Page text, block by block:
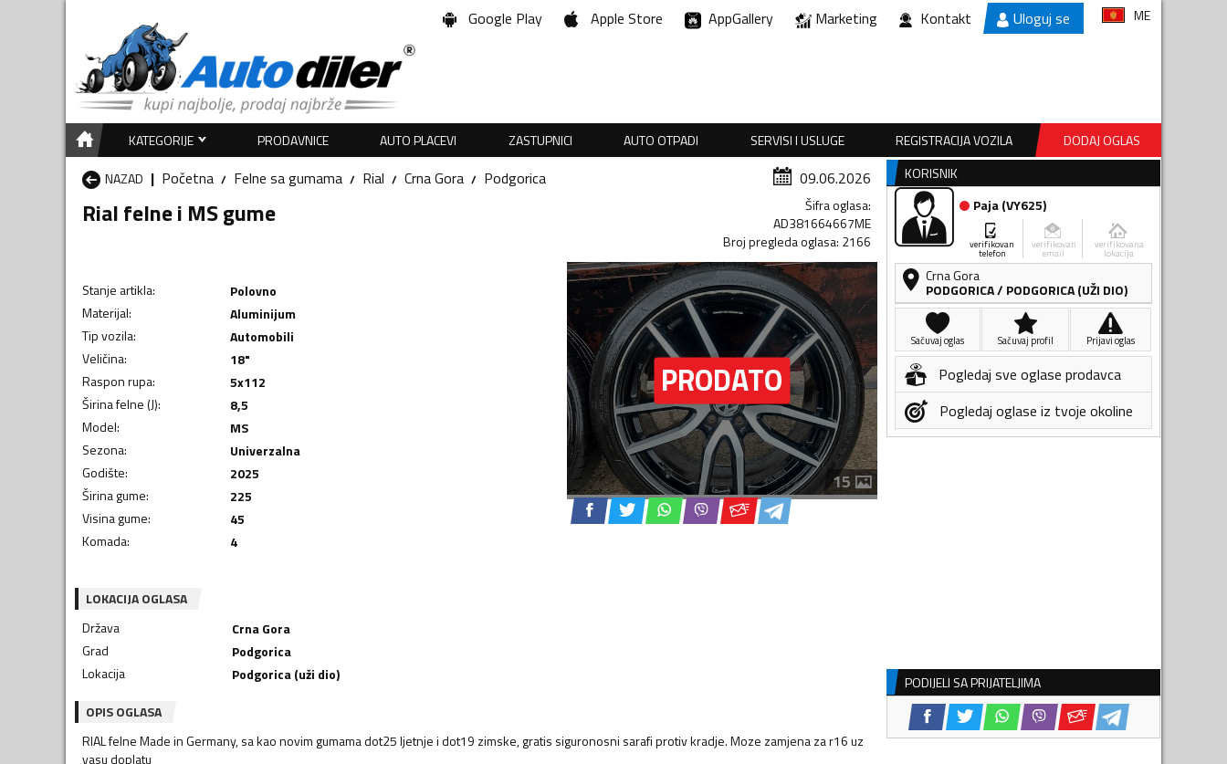
Google Play Apple Store AppGallery Marketing Kontakt Uloguj se ME
KATEGORIJE PRODAVNICE AUTO PLACEVI ZASTUPNICI AUTO OTPADI SERVISI I USLUGE REGISTRACIJA VOZILA
DODAJ OGLAS
NAZAD
Početna Felne sa gumama Rial Crna Gora Podgorica 09.06.2026
Rial felne i MS gume Šifra oglasa:
AD381664667ME
Broj pregleda oglasa: 2166
Stanje artikla:
Polovno
Materijal:
Aluminijum
Tip vozila:
Automobili
Veličina:
18"
Raspon rupa:
5x112
Širina felne (J):
8,5
Model:
MS
Sezona:
Univerzalna
Godište:
2025
Širina gume:
225
Visina gume:
45
Komada: 4
15
LOKACIJA OGLASA
Država
Crna Gora
Grad
Podgorica
Lokacija
Podgorica (uži dio)
OPIS OGLASA
RIAL felne Made in Germany, sa kao novim gumama dot25 ljetnje i dot19 zimske, gratis siguronosni sarafi protiv kradje. Moze zamjena za r16 uz
vasu doplatu
KORISNIK
Paja(VY625)
verifikovan
telefon
verifikovan
email
verifikovana
lokacija
Crna Gora
PODGORICA/ PODGORICA (UŽI DIO)
Sačuvaj oglas Sačuvaj profil Prijavi oglas
Pogledaj sve oglase prodavca
Pogledaj oglase iz tvoje okoline
PODIJELI SA PRIJATELJIMA